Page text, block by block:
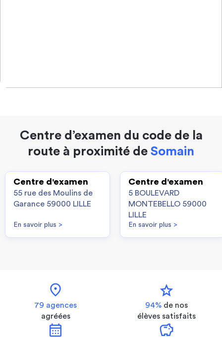
Centre d’examen du code de la
route à proximité de Somain
Centre d'examen
55 rue des Moulins de
Garance 59000 LILLE
En savoir plus >
Centre d'examen
5 BOULEVARD
MONTEBELLO 59000
LILLE
En savoir plus >
location_on
79 agences
agréées
star
94% de nos
élèves satisfaits
calendar_month savings